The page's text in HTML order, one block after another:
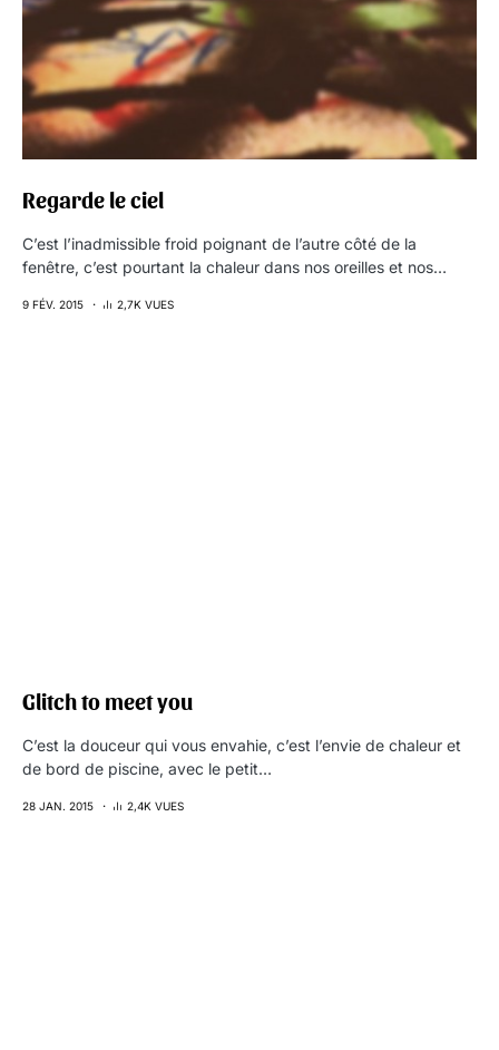
Regarde le ciel
C’est l’inadmissible froid poignant de l’autre côté de la
fenêtre, c’est pourtant la chaleur dans nos oreilles et nos…
9 FÉV. 2015 2,7K VUES
Glitch to meet you
C’est la douceur qui vous envahie, c’est l’envie de chaleur et
de bord de piscine, avec le petit…
28 JAN. 2015 2,4K VUES